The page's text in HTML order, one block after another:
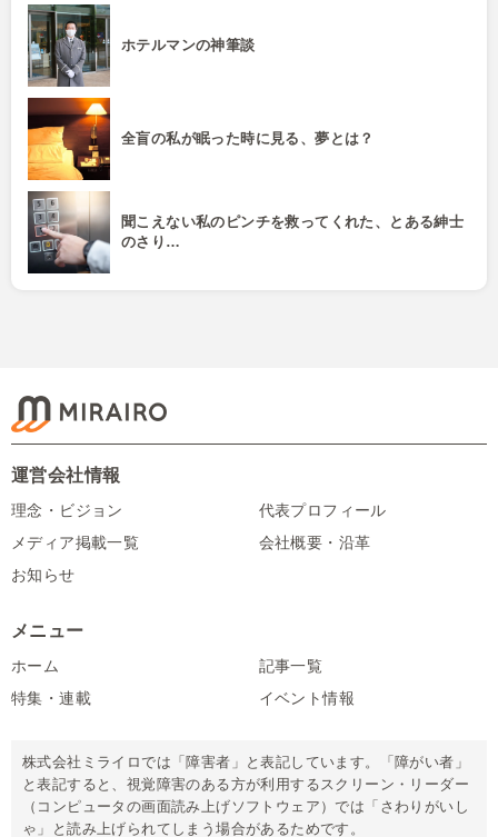
ホテルマンの神筆談
全盲の私が眠った時に見る、夢とは？
聞こえない私のピンチを救ってくれた、とある紳士
のさり…
運営会社情報
理念・ビジョン
代表プロフィール
メディア掲載一覧
会社概要・沿革
お知らせ
メニュー
ホーム
記事一覧
特集・連載
イベント情報
株式会社ミライロでは「障害者」と表記しています。「障がい者」
と表記すると、視覚障害のある方が利用するスクリーン・リーダー
（コンピュータの画面読み上げソフトウェア）では「さわりがいし
ゃ」と読み上げられてしまう場合があるためです。